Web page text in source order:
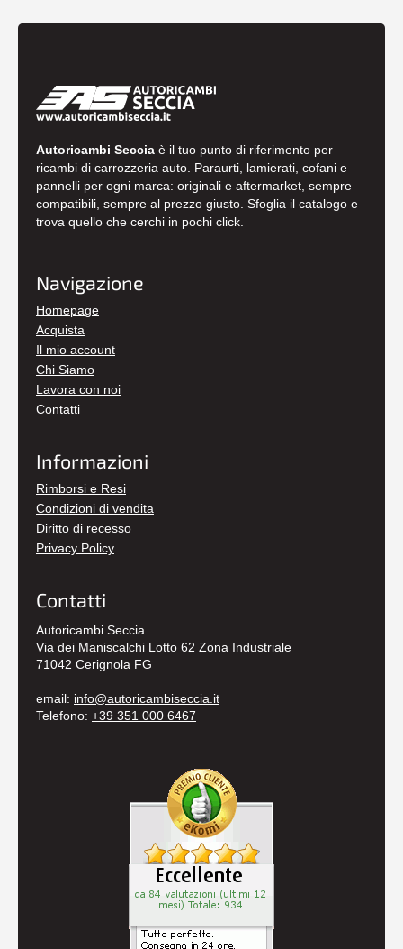
Autoricambi Seccia è il tuo punto di riferimento per
ricambi di carrozzeria auto. Paraurti, lamierati, cofani e
pannelli per ogni marca: originali e aftermarket, sempre
compatibili, sempre al prezzo giusto. Sfoglia il catalogo e
trova quello che cerchi in pochi click.
Navigazione
Homepage
Acquista
Il mio account
Chi Siamo
Lavora con noi
Contatti
Informazioni
Rimborsi e Resi
Condizioni di vendita
Diritto di recesso
Privacy Policy
Contatti
Autoricambi Seccia
Via dei Maniscalchi Lotto 62 Zona Industriale
71042 Cerignola FG
email: info@autoricambiseccia.it
Telefono: +39 351 000 6467